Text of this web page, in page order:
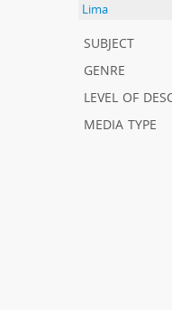
Lima
subject
genre
level of
media type